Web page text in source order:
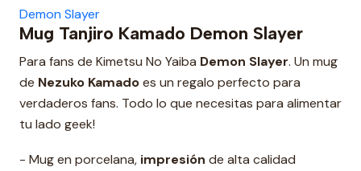
Demon Slayer
Mug Tanjiro Kamado Demon Slayer
Para fans de Kimetsu No Yaiba Demon Slayer. Un mug
de Nezuko Kamadoes un regalo perfecto para
verdaderos fans. Todo lo que necesitas para alimentar
tu lado geek!
- Mug en porcelana, impresión de alta calidad